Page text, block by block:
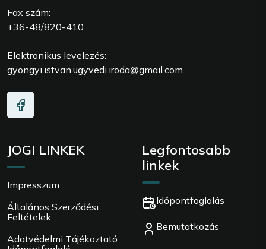
Fax szám:
+36-48/820-410
Elektronikus levelezés:
gyongyi.istvan.ugyvedi.iroda@gmail.com
JOGI LINKEK
Impresszum
Általános Szerződési
Feltételek
Adatvédelmi Tájékoztató
Legfontosabb
linkek
Időpontfoglalás
Bemutatkozás